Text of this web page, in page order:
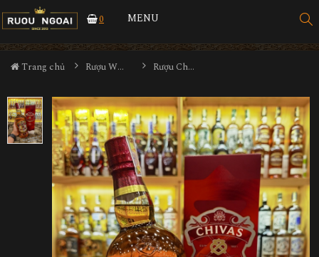
0 MENU
Trang chủ Rượu Whisky Rượu Chivas Regal 12YO 1000ml